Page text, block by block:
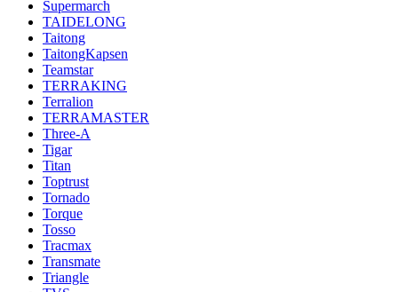
Supermarch
TAIDELONG
Taitong
TaitongKapsen
Teamstar
TERRAKING
Terralion
TERRAMASTER
Three-A
Tigar
Titan
Toptrust
Tornado
Torque
Tosso
Tracmax
Transmate
Triangle